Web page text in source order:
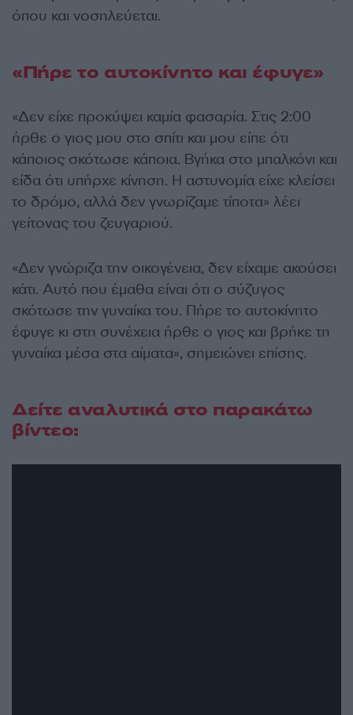
όπου και νοσηλεύεται.
«Πήρε το αυτοκίνητο και έφυγε»
«Δεν είχε προκύψει καμία φασαρία. Στις 2:00
ήρθε ο γιος μου στο σπίτι και μου είπε ότι
κάποιος σκότωσε κάποια. Βγήκα στο μπαλκόνι και
είδα ότι υπήρχε κίνηση. Η αστυνομία είχε κλείσει
το δρόμο, αλλά δεν γνωρίζαμε τίποτα» λέει
γείτονας του ζευγαριού.
«Δεν γνώριζα την οικογένεια, δεν είχαμε ακούσει
κάτι. Αυτό που έμαθα είναι ότι ο σύζυγος
σκότωσε την γυναίκα του. Πήρε το αυτοκίνητο
έφυγε κι στη συνέχεια ήρθε ο γιος και βρήκε τη
γυναίκα μέσα στα αίματα», σημειώνει επίσης.
Δείτε αναλυτικά στο παρακάτω
βίντεο: